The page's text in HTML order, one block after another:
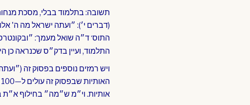
תשובה: בתלמוד בבלי, מסכת
(דברים י׳): ״ועתה ישראל מה ה'
התוס' ד״ה שואל מעמך:
התלמוד, ועיין בדק״ס שכנראה כן
ויש רמזים נוספים בפסוק זה
אותיות. וי״מ ש״מה״ בחילוף א״ת